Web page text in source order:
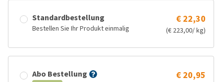
Standardbestellung
Bestellen Sie Ihr Produkt einmalig
€ 22,30
(€ 223,00/ kg)
Abo Bestellung € 20,95